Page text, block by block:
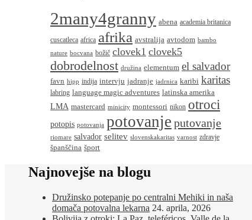
2many4granny abena academia britanica
cuscatleca africa afrika avstralija avtodom bambo
nature bocvana božič clovek1 clovek5
dobrodelnost družina elementum el salvador
favn hipp indija intervju jadranje jadrnica karibi karitas
labring language magic adventures latinska amerika
LMA mastercard minicity montessori nikon otroci
potopis potovanja potovanje putovanje
riomare salvador selitev slovenskakaritas varnost zdravje
španščina šport
Najnovejše na blogu
Družinsko potepanje po centralni Mehiki in naša
domača potovalna lekarna 24. aprila, 2026